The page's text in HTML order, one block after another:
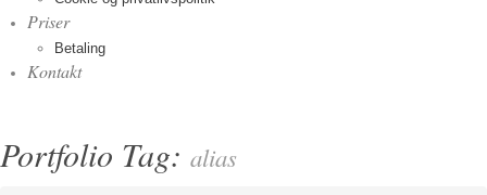
Priser
Betaling
Kontakt
Portfolio Tag: alias